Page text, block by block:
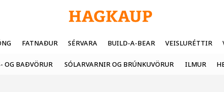
FATNAÐUR SÉRVARA BUILD-A-BEAR VEISLURÉTTIR
OG BAÐVÖRUR SÓLARVARNIR OG BRÚNKUVÖRUR ILMUR